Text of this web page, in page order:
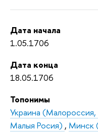
Дата начала
1.05.1706
Дата конца
18.05.1706
Топонимы
Украина
Малыя Росия) , Минск